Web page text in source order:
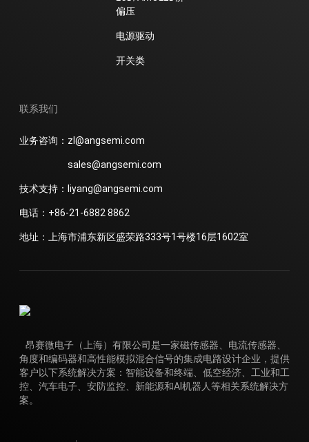
偏压
电源驱动
开关类
联系我们
业务咨询：zl@angsemi.com
sales@angsemi.com
技术支持：liyang@angsemi.com
电话：+86-21-6882 8862
地址：上海市浦东新区盛荣路333号1号楼16层1602室
昂赛微电子（上海）有限公司是一家磁传感器、电流传感器、
角度和编码器和高性能模拟混合信号的集成电路设计企业，提供
客户以下系统解决方案：智能设备和终端、低空经济、工业和工
控、汽车电子、安防监控、新能源和AI机器人等相关系统解决方
案。